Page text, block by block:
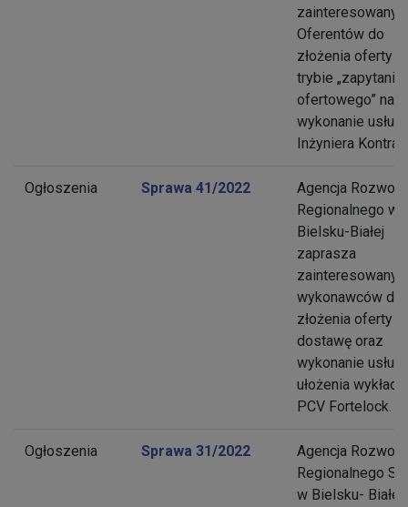
Oferentów do
złożenia oferty w
trybie „zapytania
ofertowego” na
wykonanie usługi
Inżyniera
Ogłoszenia Sprawa 41/2022
Agencja Rozwoju
Regionalnego w
Bielsku-Białej
zaprasza
wykonawców do
złożenia oferty
dostawę oraz
wykonanie usługi
ułożenia
PCV Fortelock.
Ogłoszenia Sprawa 31/2022
Agencja Rozwoju
Regionalnego
w Bielsku- Białej